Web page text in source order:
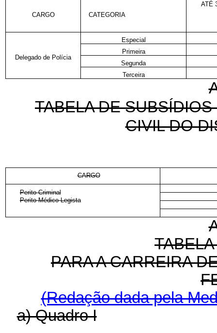
CARGO CATEGORIA
ATÉ
Delegado de Polícia
Especial
Primeira
Segunda
Terceira
TABELA DE
CIVIL DO
CARGO
Perito Criminal
Perito Médico-Legista
PARA A CARREIRA
(Redação dada pela
a) Quadro I